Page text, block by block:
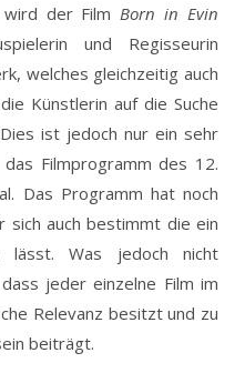
wird der Film Born in Evin
und Regisseurin
welches gleichzeitig auch
Künstlerin auf die Suche
ist jedoch nur ein sehr
Filmprogramm des 12.
Das Programm hat noch
auch bestimmt die ein
Was jedoch nicht
jeder einzelne Film im
Relevanz besitzt und zu
beiträgt.